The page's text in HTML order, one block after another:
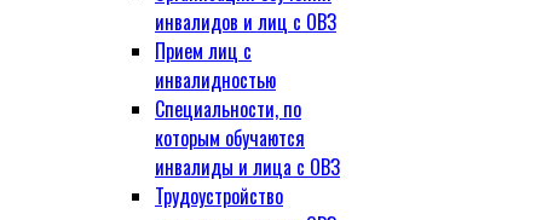
инвалидов и лиц с ОВЗ
Прием лиц с
инвалидностью
Специальности, по
которым обучаются
инвалиды и лица с ОВЗ
Трудоустройство